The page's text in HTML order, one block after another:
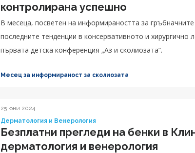
контролирана успешно
В месеца, посветен на информираността за
последните тенденции в консервативното и хирургично
първата детска конференция „Аз и сколиозата“.
Месец за информираност за сколиозата
25 юни 2024
Дерматология и Венерология
Безплатни прегледи на бенки в
дерматология и венерология